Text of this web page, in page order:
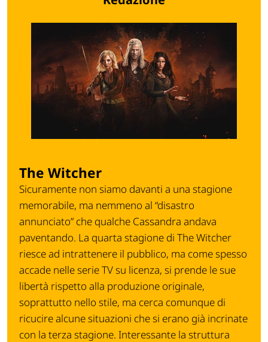
The Witcher
Sicuramente non siamo davanti a una stagione
memorabile, ma nemmeno al “disastro
annunciato” che qualche Cassandra andava
paventando. La quarta stagione di The Witcher
riesce ad intrattenere il pubblico, ma come spesso
accade nelle serie TV su licenza, si prende le sue
libertà rispetto alla produzione originale,
soprattutto nello stile, ma cerca comunque di
ricucire alcune situazioni che si erano già incrinate
con la terza stagione. Interessante la struttura